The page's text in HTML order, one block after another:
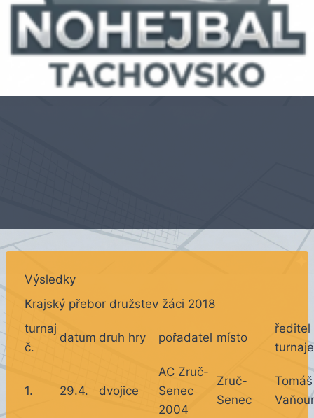
Výsledky
Krajský přebor družstev žáci 2018
turnaj
č.
datum druh hry pořadatel místo
ředitel
turnaje
1. 29.4. dvojice
AC Zruč-
Senec
2004
Zruč-
Senec
Tomáš